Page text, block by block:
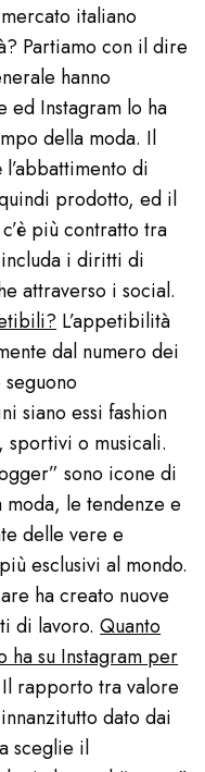
italiano
Partiamo con il dire
hanno
ed Instagram lo ha
della moda. Il
di
prodotto, ed il
più contratto tra
i diritti di
attraverso i social.
L’appetibilità
dal numero dei
siano essi fashion
o musicali.
sono icone di
le tendenze e
delle vere e
esclusivi al mondo.
ha creato nuove
di lavoro.Quanto
ha su Instagram per
Il rapporto tra valore
dato dai
sceglie il